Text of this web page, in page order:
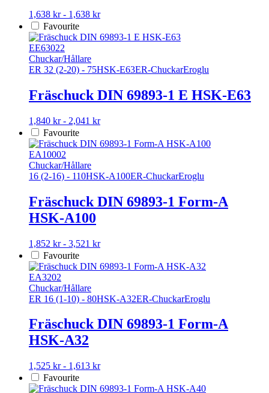
väljas
produktsidan
1,638 kr - 1,638 krDen
produkten
varianter.
olika
alternativen
väljas
produktsidan
Favourite
EE63022
Chuckar/Hållare
ER 32 (2-20) - 75HSK-E63ER-ChuckarEroglu
Fräschuck DIN 69893-1 E HSK-E63
1,840 kr - 2,041 krDen
produkten
varianter.
olika
alternativen
produktsidan
Favourite
EA10002
Chuckar/Hållare
16 (2-16) - 110HSK-A100ER-ChuckarEroglu
Fräschuck DIN 69893-1 Form-A
HSK-A100
1,852 kr - 3,521 krDen
produkten
varianter.
olika
alternativen
på
produktsidan
Favourite
EA3202
Chuckar/Hållare
ER 16 (1-10) - 80HSK-A32ER-ChuckarEroglu
Fräschuck DIN 69893-1 Form-A
HSK-A32
1,525 kr - 1,613 krDen
produkten
Favourite